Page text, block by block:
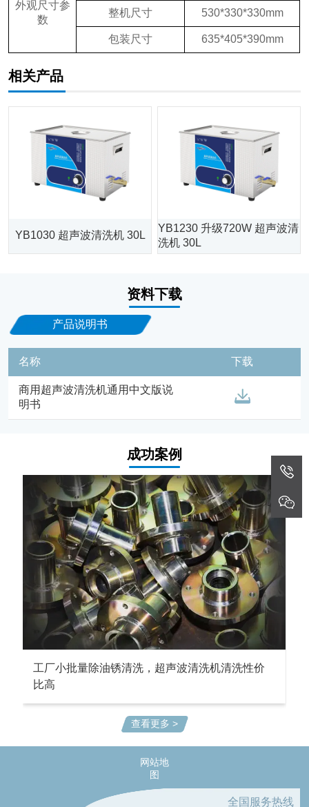
外观尺寸参
数
整机尺寸 530*330*330mm
包装尺寸 635*405*390mm
相关产品
YB1030 超声波清洗机 30L
YB1230 升级720W 超声波清
洗机 30L
资料下载
产品说明书
名称 下载
商用超声波清洗机通用中文版说
明书
成功案例
工厂小批量除油锈清洗，超声波清洗机清洗性价
比高
查看更多 >
网站地
图
全国服务热线